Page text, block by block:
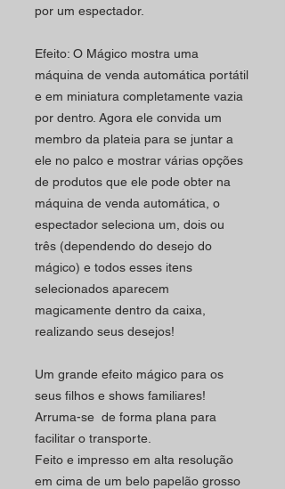
por um espectador.
Efeito: O Mágico mostra uma
máquina de venda automática portátil
e em miniatura completamente vazia
por dentro. Agora ele convida um
membro da plateia para se juntar a
ele no palco e mostrar várias opções
de produtos que ele pode obter na
máquina de venda automática, o
espectador seleciona um, dois ou
três (dependendo do desejo do
mágico) e todos esses itens
selecionados aparecem
magicamente dentro da caixa,
realizando seus desejos!
Um grande efeito mágico para os
seus filhos e shows familiares!
Arruma-se de forma plana para
facilitar o transporte.
Feito e impresso em alta resolução
em cima de um belo papelão grosso